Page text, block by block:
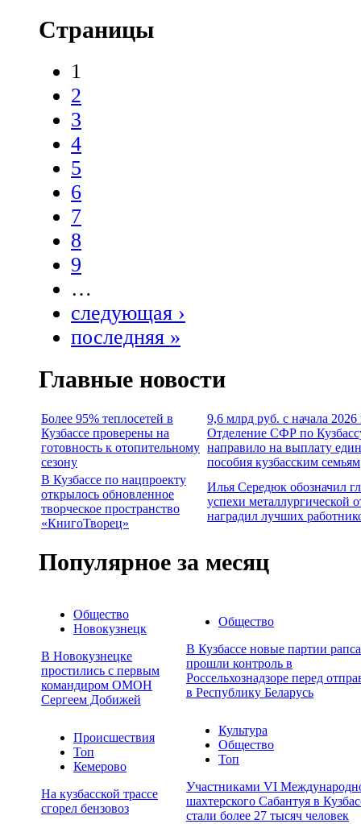
Страницы
1
2
3
4
5
6
7
8
9
…
следующая ›
последняя »
Главные новости
Более 95% теплосетей в
Кузбассе проверены на
готовность к отопительному
сезону
9,6 млрд руб. с начала 2026
Отделение СФР по
направило на выплату
пособия кузбасским семьям
В Кузбассе по нацпроекту
открылось обновленное
творческое пространство
«КнигоТворец»
Илья Середюк обозначил
успехи металлургической
наградил лучших
Популярное за месяц
Общество
Новокузнецк
В Новокузнецке
простились с первым
командиром ОМОН
Сергеем Добижей
Общество
В Кузбассе новые партии рапса
прошли контроль в
Россельхознадзоре перед
в Республику Беларусь
Происшествия
Топ
Кемерово
На кузбасской трассе
сгорел бензовоз
Культура
Общество
Топ
Участниками VI
шахтерского Сабантуя в
стали более 27 тысяч человек